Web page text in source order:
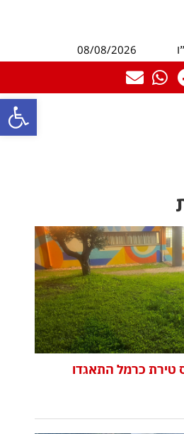
פתח
08/08/2026
טירת כרמל התאגדו